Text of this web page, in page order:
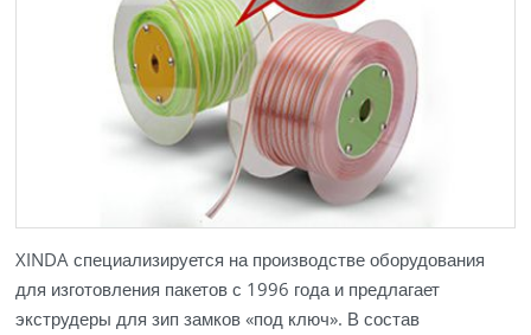
XINDA специализируется на производстве оборудования
для изготовления пакетов с 1996 года и предлагает
экструдеры для зип замков «под ключ». В состав